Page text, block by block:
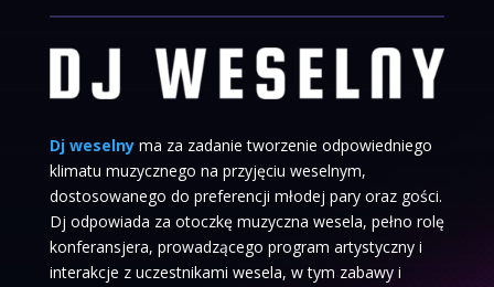
Dj weselnyma za zadanie tworzenie odpowiedniego
klimatu muzycznego na przyjęciu weselnym,
dostosowanego do preferencji młodej pary oraz gości.
Dj odpowiada za otoczkę muzyczna wesela, pełno rolę
konferansjera, prowadzącego program artystyczny i
interakcje z uczestnikami wesela, w tym zabawy i